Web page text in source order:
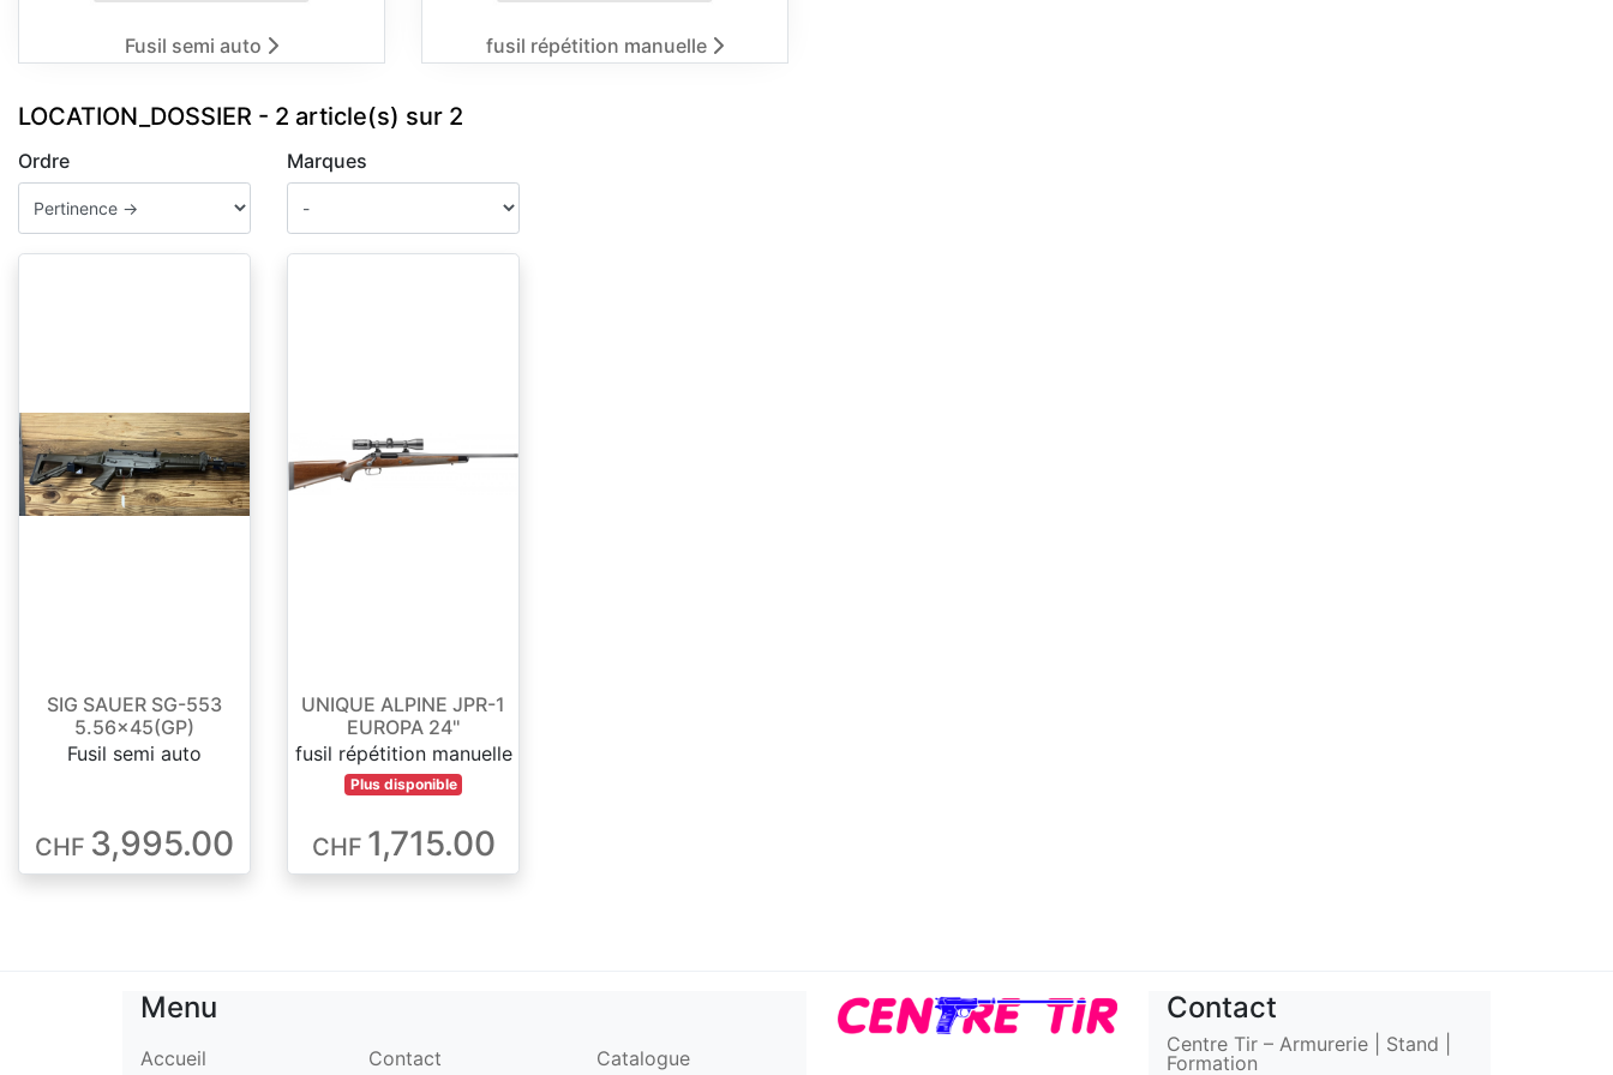
Fusil semi auto fusil répétition manuelle
LOCATION_DOSSIER - 2 article(s) sur 2
Ordre Marques
SIG SAUER SG-553
5.56x45(GP)
Fusil semi auto
CHF 3,995.00
UNIQUE ALPINE JPR-1
EUROPA 24''
fusil répétition manuelle
Plus disponible
CHF 1,715.00
Menu
Accueil Contact Catalogue
Contact
Centre Tir – Armurerie | Stand |
Formation